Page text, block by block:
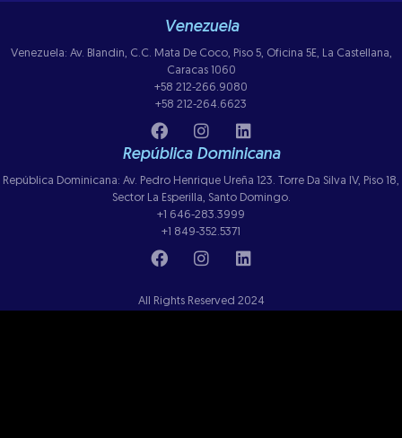
Venezuela
Venezuela: Av. Blandin, C.C. Mata De Coco, Piso 5, Oficina 5E, La Castellana,
Caracas 1060
+58 212-266.9080
+58 212-264.6623
República Dominicana
República Dominicana: Av. Pedro Henrique Ureña 123. Torre Da Silva IV, Piso 18,
Sector La Esperilla, Santo Domingo.
+1 646-283.3999
+1 849-352.5371
All Rights Reserved 2024